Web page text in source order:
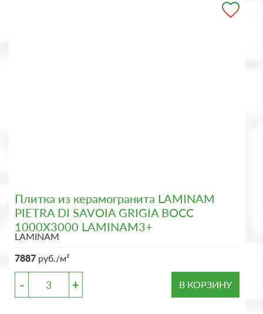
Плитка из керамогранита LAMINAM
PIETRA DI SAVOIA GRIGIA BOCC
1000X3000 LAMINAM3+
LAMINAM
7887 руб./м²
- + В КОРЗИНУ